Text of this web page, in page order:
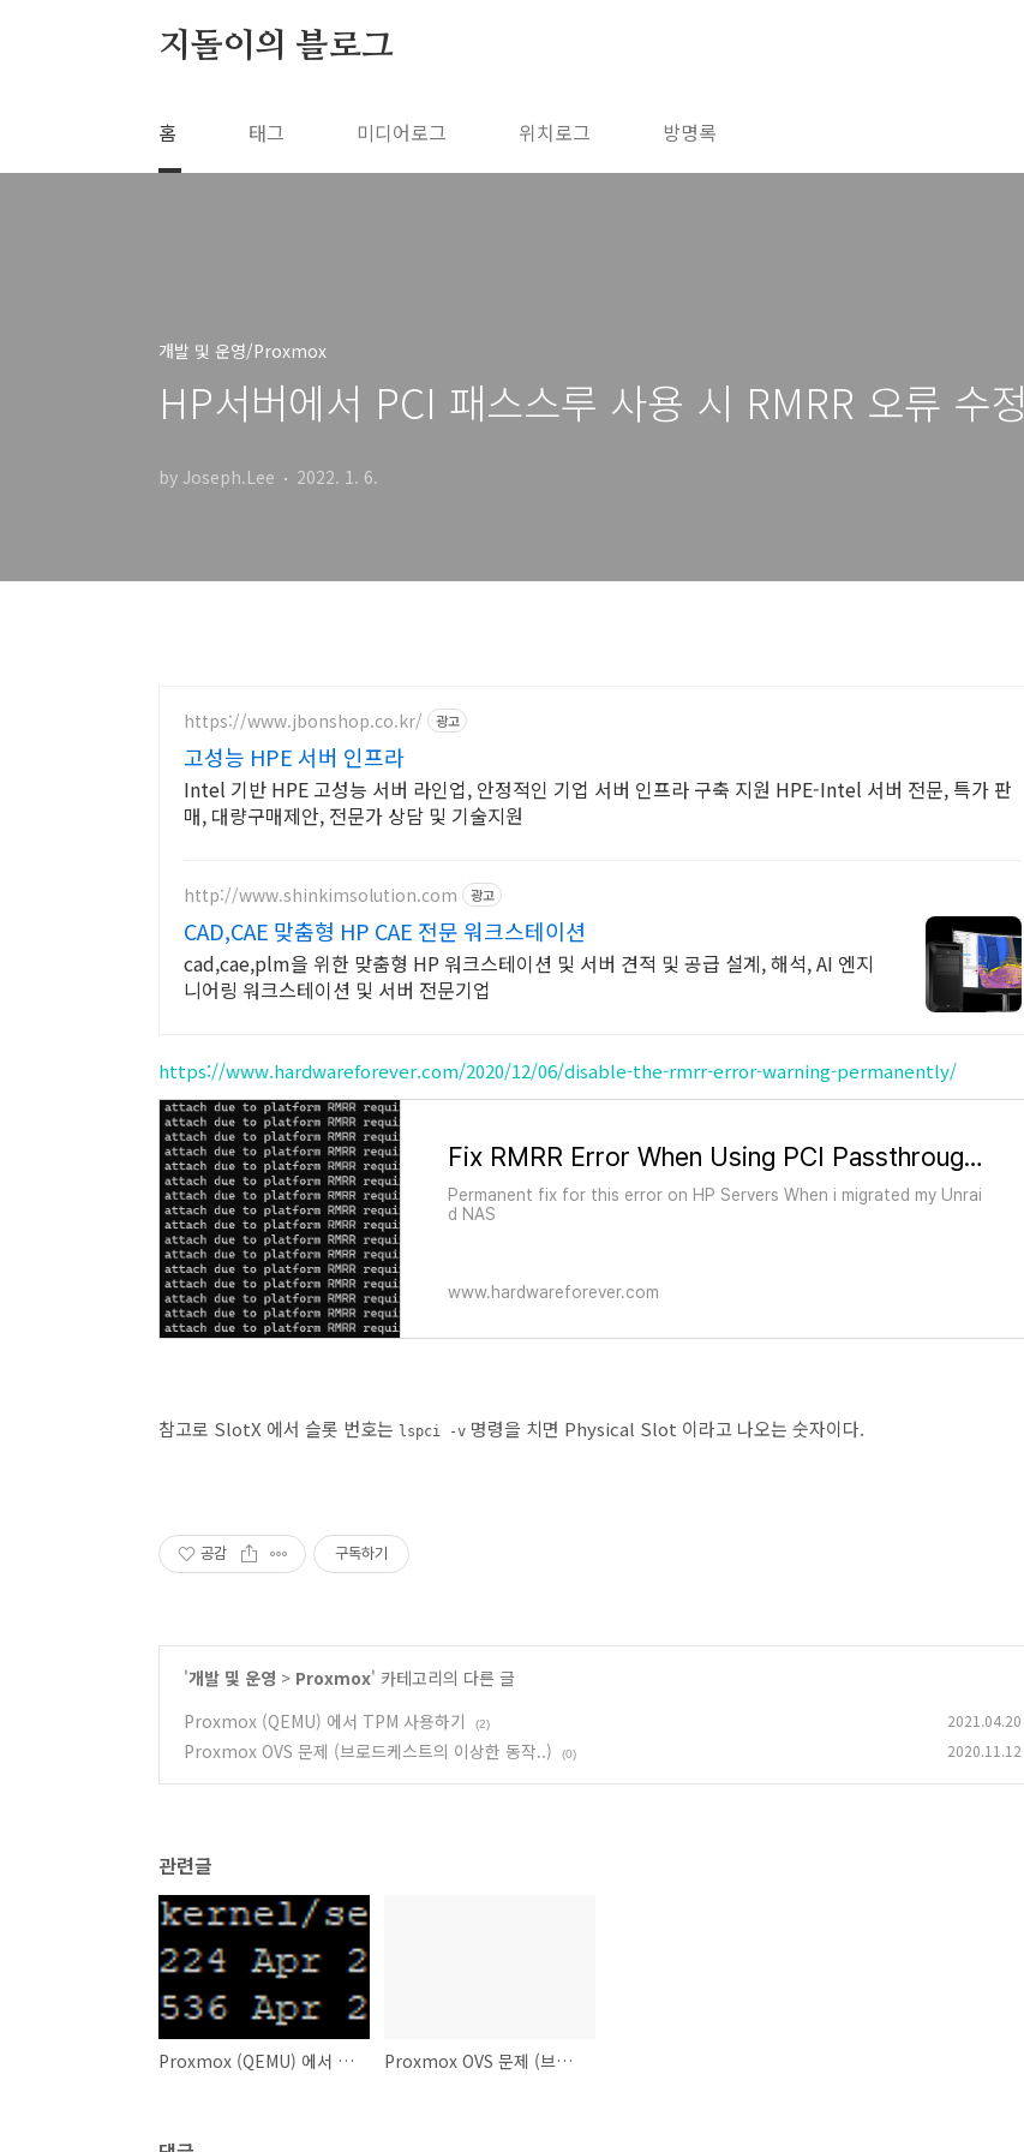
지돌이의 블로그
홈 태그 미디어로그 위치로그 방명록
개발 및 운영/Proxmox
HP서버에서 PCI 패스스루 사용 시 RMRR 오류 수정
by Joseph.Lee 2022. 1. 6.
https://www.jbonshop.co.kr/ 광고
고성능 HPE 서버 인프라
Intel 기반 HPE 고성능 서버 라인업, 안정적인 기업 서버 인프라 구축 지원 HPE-Intel 서버 전문, 특가 판
매, 대량구매제안, 전문가 상담 및 기술지원
http://www.shinkimsolution.com 광고
CAD,CAE 맞춤형 HP CAE 전문 워크스테이션
cad,cae,plm을 위한 맞춤형 HP 워크스테이션 및 서버 견적 및 공급 설계, 해석, AI 엔지
니어링 워크스테이션 및 서버 전문기업
https://www.hardwareforever.com/2020/12/06/disable-the-rmrr-error-warning-permanently/
Fix RMRR Error When Using PCI Passthrough for GPU - Hardware Forever
Permanent fix for this error on HP Servers When i migrated my Unrai
d NAS
www.hardwareforever.com
참고로 SlotX 에서 슬롯 번호는 lspci -v 명령을 치면 Physical Slot 이라고 나오는 숫자이다.
공감 구독하기
'개발 및 운영 > Proxmox' 카테고리의 다른 글
Proxmox (QEMU) 에서 TPM 사용하기
(2) 2021.04.20
Proxmox OVS 문제 (브로드케스트의 이상한 동작..) (0) 2020.11.12
관련글
Proxmox (QEMU) 에서 TPM 사용하기 Proxmox OVS 문제 (브로드케스트의 이상한 동작..)